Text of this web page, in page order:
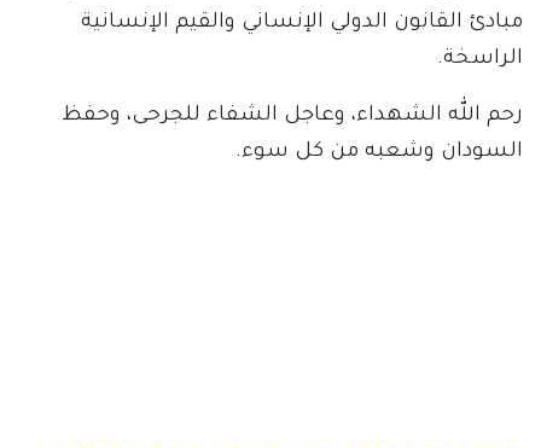
مبادئ القانون الدولي الإنساني والقيم الإنسانية
الراسخة.
رحم الله الشهداء، وعاجل الشفاء للجرحى، وحفظ
السودان وشعبه من كل سوء.